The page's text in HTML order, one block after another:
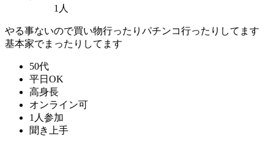
1人
やる事ないので買い物行ったりパチンコ行ったりしてます
基本家でまったりしてます
50代
平日OK
高身長
オンライン可
1人参加
聞き上手